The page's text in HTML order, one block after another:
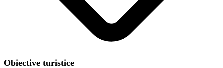
Obiective turistice